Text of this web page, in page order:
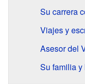
Su carrera
Viajes y
Asesor del
Su familia y